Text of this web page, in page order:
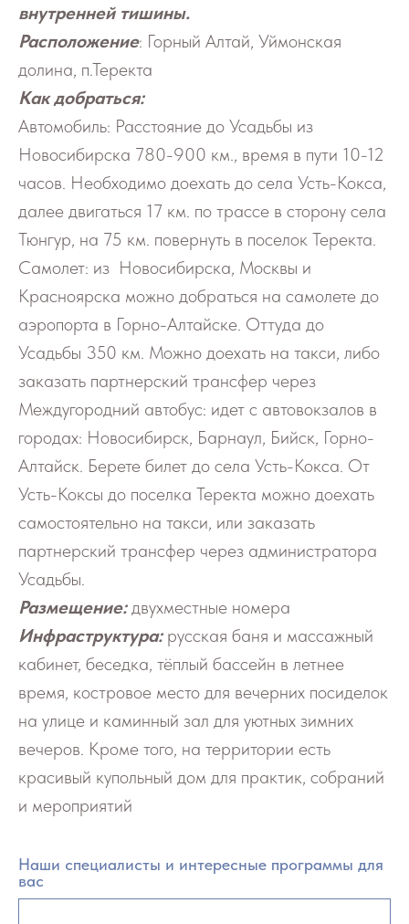
внутренней тишины.
Расположение: Горный Алтай, Уймонская
долина, п.Теректа
Как добраться:
Автомобиль: Расстояние до Усадьбы из
Новосибирска 780-900 км., время в пути 10-12
часов. Необходимо доехать до села Усть-Кокса,
далее двигаться 17 км. по трассе в сторону села
Тюнгур, на 75 км. повернуть в поселок Теректа.
Самолет: из Новосибирска, Москвы и
Красноярска можно добраться на самолете до
аэропорта в Горно-Алтайске. Оттуда до
Усадьбы 350 км. Можно доехать на такси, либо
заказать партнерский трансфер через
Междугородний автобус: идет с автовокзалов в
городах: Новосибирск, Барнаул, Бийск, Горно-
Алтайск. Берете билет до села Усть-Кокса. От
Усть-Коксы до поселка Теректа можно доехать
самостоятельно на такси, или заказать
партнерский трансфер через администратора
Усадьбы.
Размещение:двухместные номера
Инфраструктура: русская баня и массажный
кабинет, беседка, тёплый бассейн в летнее
время, костровое место для вечерних посиделок
на улице и каминный зал для уютных зимних
вечеров. Кроме того, на территории есть
красивый купольный дом для практик, собраний
и мероприятий
Наши специалисты и интересные программы для
вас